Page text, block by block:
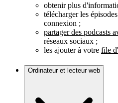
obtenir plus
télécharger les
connexion ;
partager des podcasts
réseaux sociaux ;
les ajouter à votre file
Ordinateur et lecteur web